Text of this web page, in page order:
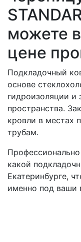
можете
цене
Подкладочный
основе
гидроизоляции и
пространства.
кровли в местах
трубам.
какой
Екатеринбурге,
именно под ваши